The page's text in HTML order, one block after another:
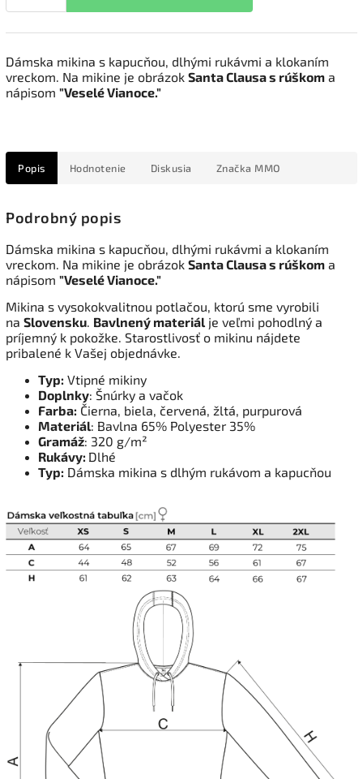
Dámska mikina s kapucňou, dlhými rukávmi a klokaním
vreckom. Na mikine je obrázok Santa Clausa s rúškom a
nápisom "Veselé Vianoce."
Popis Hodnotenie Diskusia Značka MMO
Podrobný popis
Dámska mikina s kapucňou, dlhými rukávmi a klokaním
vreckom. Na mikine je obrázok Santa Clausa s rúškom a
nápisom "Veselé Vianoce."
Mikina s vysokokvalitnou potlačou, ktorú sme vyrobili
na Slovensku. Bavlnený materiál je veľmi pohodlný a
príjemný k pokožke. Starostlivosť o mikinu nájdete
pribalené k Vašej objednávke.
Typ: Vtipné mikiny
Doplnky: Šnúrky a vačok
Farba: Čierna, biela, červená, žltá, purpurová
Materiál: Bavlna 65% Polyester 35%
Gramáž: 320 g/m²
Rukávy: Dlhé
Typ: Dámska mikina s dlhým rukávom a kapucňou